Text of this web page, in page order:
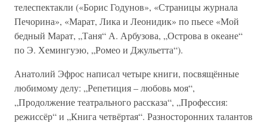
телеспектакли («Борис Годунов», «Страницы журнала
Печорина», «Марат, Лика и Леонидик» по пьесе «Мой
бедный Марат, „Таня“ А. Арбузова, „Острова в океане“
по Э. Хемингуэю, „Ромео и Джульетта“).
Анатолий Эфрос написал четыре книги, посвящённые
любимому делу: „Репетиция – любовь моя“,
„Продолжение театрального рассказа“, „Профессия:
режиссёр“ и „Книга четвёртая“. Разносторонних талантов